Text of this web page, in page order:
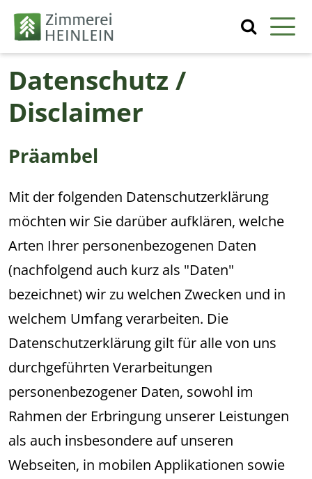
Datenschutz /
Disclaimer
Präambel
Mit der folgenden Datenschutzerklärung
möchten wir Sie darüber aufklären, welche
Arten Ihrer personenbezogenen Daten
(nachfolgend auch kurz als "Daten"
bezeichnet) wir zu welchen Zwecken und in
welchem Umfang verarbeiten. Die
Datenschutzerklärung gilt für alle von uns
durchgeführten Verarbeitungen
personenbezogener Daten, sowohl im
Rahmen der Erbringung unserer Leistungen
als auch insbesondere auf unseren
Webseiten, in mobilen Applikationen sowie